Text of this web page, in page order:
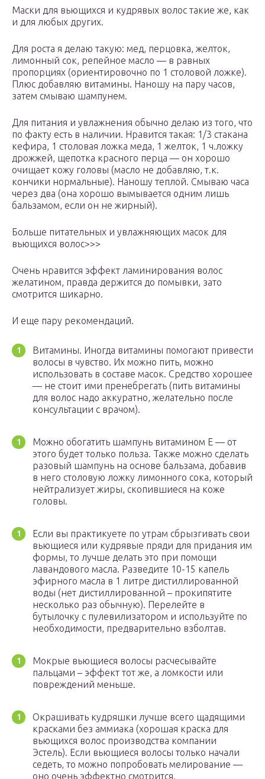
Маски для вьющихся и кудрявых волос такие же, как
и для любых других.
Для роста я делаю такую: мед, перцовка, желток,
лимонный сок, репейное масло — в равных
пропорциях (ориентировочно по 1 столовой ложке).
Плюс добавляю витамины. Наношу на пару часов,
затем смываю шампунем.
Для питания и увлажнения обычно делаю из того, что
по факту есть в наличии. Нравится такая: 1/3 стакана
кефира, 1 столовая ложка меда, 1 желток, 1 ч.ложку
дрожжей, щепотка красного перца — он хорошо
очищает кожу головы (масло не добавляю, т.к.
кончики нормальные). Наношу теплой. Смываю часа
через два (она хорошо вымывается одним лишь
бальзамом, если он не жирный).
Больше питательных и увлажняющих масок для
вьющихся волос>>>
Очень нравится эффект ламинирования волос
желатином, правда держится до помывки, зато
смотрится шикарно.
И еще пару рекомендаций.
Витамины. Иногда витамины помогают привести
волосы в чувство. Их можно пить, можно
использовать в составе масок. Средство хорошее
— не стоит ими пренебрегать (пить витамины
для волос надо аккуратно, желательно после
консультации с врачом).
Можно обогатить шампунь витамином Е — от
этого будет только польза. Также можно сделать
разовый шампунь на основе бальзама, добавив
в него столовую ложку лимонного сока, который
нейтрализует жиры, скопившиеся на коже
головы.
Если вы практикуете по утрам сбрызгивать свои
вьющиеся или кудрявые пряди для придания им
формы, то лучше делать это при помощи
лавандового масла. Разведите 10-15 капель
эфирного масла в 1 литре дистиллированной
воды (нет дистиллированной – прокипятите
несколько раз обычную). Перелейте в
бутылочку с пулевилизатором и используйте по
необходимости, предварительно взболтав.
Мокрые вьющиеся волосы расчесывайте
пальцами – эффект тот же, а ломкости или
повреждений меньше.
Окрашивать кудряшки лучше всего щадящими
красками без аммиака (хорошая краска для
вьющихся волос производства компании
Эстель). Если вьющиеся волосы только начали
седеть, то можно попробовать мелирование —
оно очень эффектно смотрится.